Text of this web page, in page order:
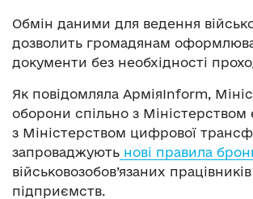
Обмін даними для ведення
дозволить громадянам
документи без необхідності
Як повідомляла АрміяInform,
оборони спільно з Міністерством
з Міністерством цифрової
запроваджують нові правила
військовозобов’язаних
підприємств.